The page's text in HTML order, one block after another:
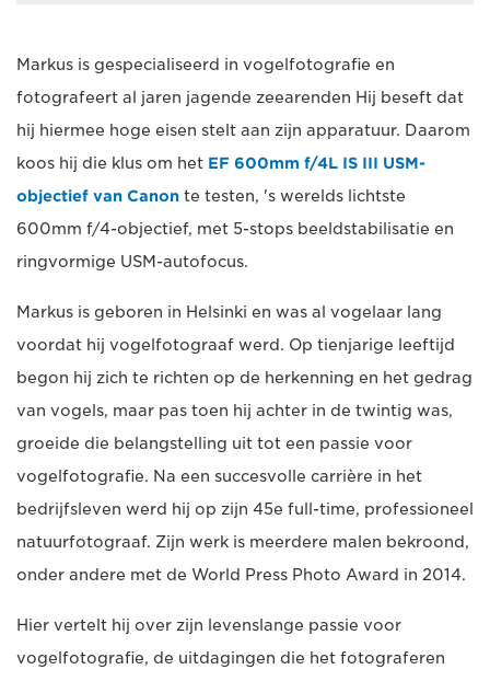
Markus is gespecialiseerd in vogelfotografie en
fotografeert al jaren jagende zeearenden Hij beseft dat
hij hiermee hoge eisen stelt aan zijn apparatuur. Daarom
koos hij die klus om het EF 600mm f/4L IS III USM-
objectief van Canon te testen, 's werelds lichtste
600mm f/4-objectief, met 5-stops beeldstabilisatie en
ringvormige USM-autofocus.
Markus is geboren in Helsinki en was al vogelaar lang
voordat hij vogelfotograaf werd. Op tienjarige leeftijd
begon hij zich te richten op de herkenning en het gedrag
van vogels, maar pas toen hij achter in de twintig was,
groeide die belangstelling uit tot een passie voor
vogelfotografie. Na een succesvolle carrière in het
bedrijfsleven werd hij op zijn 45e full-time, professioneel
natuurfotograaf. Zijn werk is meerdere malen bekroond,
onder andere met de World Press Photo Award in 2014.
Hier vertelt hij over zijn levenslange passie voor
vogelfotografie, de uitdagingen die het fotograferen